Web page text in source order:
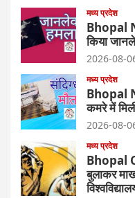
मध्य प्रदेश
Bhopal
किया
2026-08-
मध्य प्रदेश
Bhopal
कमरे में
2026-08-
मध्य प्रदेश
Bhopal
बुलाकर